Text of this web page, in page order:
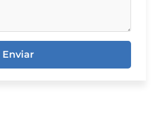
Enviar